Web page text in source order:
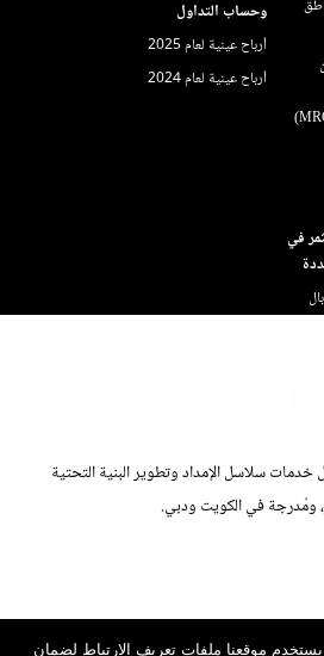
في
وحساب التداول
أرباح عينية لعام 2025
أرباح عينية لعام 2024
سلاسل الإمداد وتطوير البنية التحتية
ومُدرجة في الكويت ودبي.
يستخدم موقعنا ملفات تعريف الارتباط لضمان